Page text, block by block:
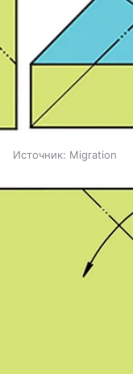
Источник: Migration